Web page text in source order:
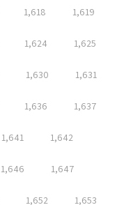
1,618 1,619
1,624 1,625
1,630 1,631
1,636 1,637
1,641 1,642
1,646 1,647
1,652 1,653